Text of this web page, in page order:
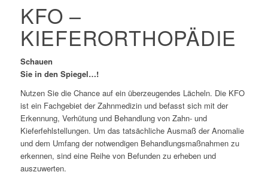
KFO –
KIEFERORTHOPÄDIE
Schauen
Sie in den Spiegel…!
Nutzen Sie die Chance auf ein überzeugendes Lächeln. Die KFO
ist ein Fachgebiet der Zahnmedizin und befasst sich mit der
Erkennung, Verhütung und Behandlung von Zahn- und
Kieferfehlstellungen. Um das tatsächliche Ausmaß der Anomalie
und dem Umfang der notwendigen Behandlungsmaßnahmen zu
erkennen, sind eine Reihe von Befunden zu erheben und
auszuwerten.